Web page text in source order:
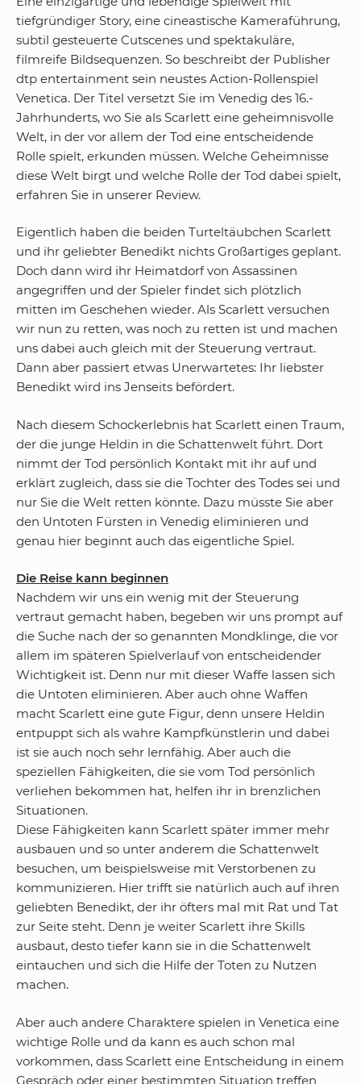
tiefgründiger Story, eine cineastische Kameraführung,
subtil gesteuerte Cutscenes und spektakuläre,
filmreife Bildsequenzen. So beschreibt der Publisher
dtp entertainment sein neustes Action-Rollenspiel
Venetica. Der Titel versetzt Sie im Venedig des 16.-
Jahrhunderts, wo Sie als Scarlett eine geheimnisvolle
Welt, in der vor allem der Tod eine entscheidende
Rolle spielt, erkunden müssen. Welche Geheimnisse
diese Welt birgt und welche Rolle der Tod dabei spielt,
erfahren Sie in unserer Review.
Eigentlich haben die beiden Turteltäubchen Scarlett
und ihr geliebter Benedikt nichts Großartiges geplant.
Doch dann wird ihr Heimatdorf von Assassinen
angegriffen und der Spieler findet sich plötzlich
mitten im Geschehen wieder. Als Scarlett versuchen
wir nun zu retten, was noch zu retten ist und machen
uns dabei auch gleich mit der Steuerung vertraut.
Dann aber passiert etwas Unerwartetes: Ihr liebster
Benedikt wird ins Jenseits befördert.
Nach diesem Schockerlebnis hat Scarlett einen Traum,
der die junge Heldin in die Schattenwelt führt. Dort
nimmt der Tod persönlich Kontakt mit ihr auf und
erklärt zugleich, dass sie die Tochter des Todes sei und
nur Sie die Welt retten könnte. Dazu müsste Sie aber
den Untoten Fürsten in Venedig eliminieren und
genau hier beginnt auch das eigentliche Spiel.
Die Reise kann beginnen
Nachdem wir uns ein wenig mit der Steuerung
vertraut gemacht haben, begeben wir uns prompt auf
die Suche nach der so genannten Mondklinge, die vor
allem im späteren Spielverlauf von entscheidender
Wichtigkeit ist. Denn nur mit dieser Waffe lassen sich
die Untoten eliminieren. Aber auch ohne Waffen
macht Scarlett eine gute Figur, denn unsere Heldin
entpuppt sich als wahre Kampfkünstlerin und dabei
ist sie auch noch sehr lernfähig. Aber auch die
speziellen Fähigkeiten, die sie vom Tod persönlich
verliehen bekommen hat, helfen ihr in brenzlichen
Situationen.
Diese Fähigkeiten kann Scarlett später immer mehr
ausbauen und so unter anderem die Schattenwelt
besuchen, um beispielsweise mit Verstorbenen zu
kommunizieren. Hier trifft sie natürlich auch auf ihren
geliebten Benedikt, der ihr öfters mal mit Rat und Tat
zur Seite steht. Denn je weiter Scarlett ihre Skills
ausbaut, desto tiefer kann sie in die Schattenwelt
eintauchen und sich die Hilfe der Toten zu Nutzen
machen.
Aber auch andere Charaktere spielen in Venetica eine
wichtige Rolle und da kann es auch schon mal
vorkommen, dass Scarlett eine Entscheidung in einem
Gespräch oder einer bestimmten Situation treffen